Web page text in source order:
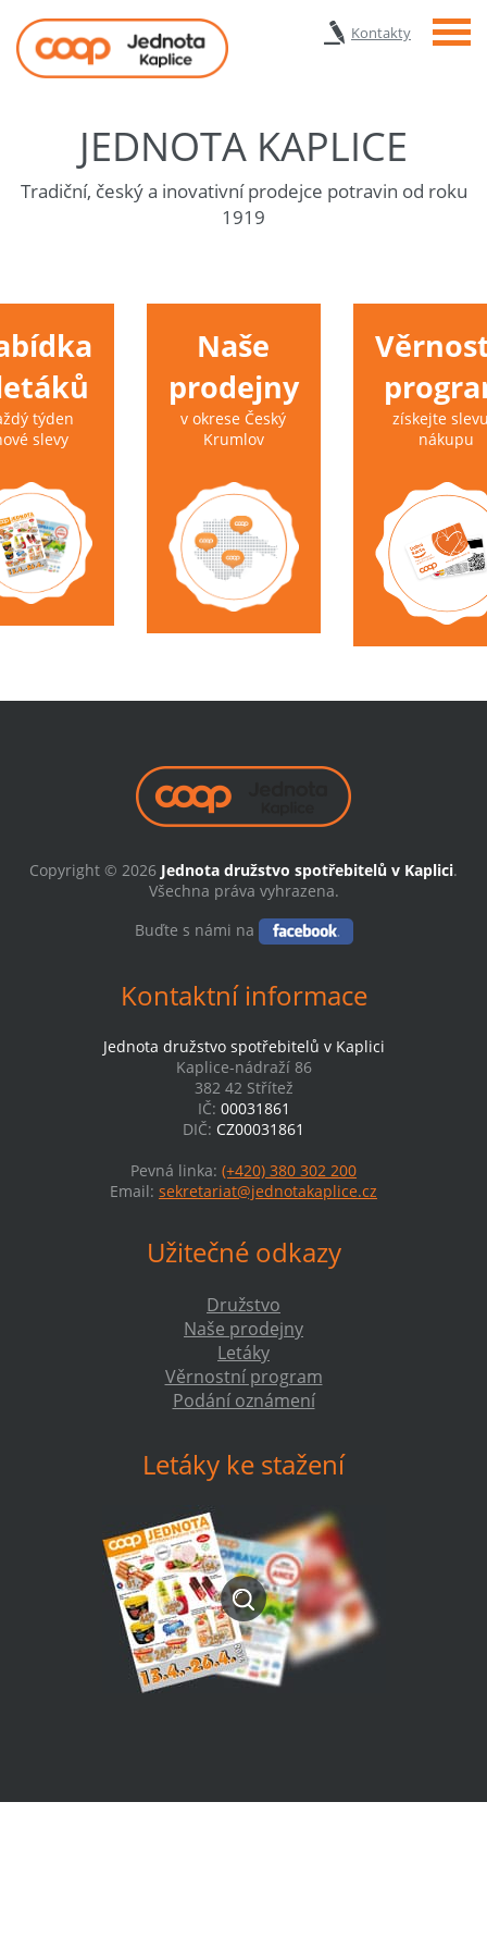
Kontakty Menu
JEDNOTA KAPLICE
Tradiční, český a inovativní prodejce potravin od roku
1919
týden
slevy
Naše
prodejny
v okrese Český
Krumlov
získejte
nákupu
Copyright © 2026 Jednota družstvo spotřebitelů v Kaplici.
Všechna práva vyhrazena.
Buďte s námi na
Kontaktní informace
Jednota družstvo spotřebitelů v Kaplici
Kaplice-nádraží 86
382 42 Střítež
IČ: 00031861
DIČ: CZ00031861
Pevná linka: (+420) 380 302 200
Email: sekretariat@jednotakaplice.cz
Užitečné odkazy
Družstvo
Naše prodejny
Letáky
Věrnostní program
Podání oznámení
Letáky ke stažení